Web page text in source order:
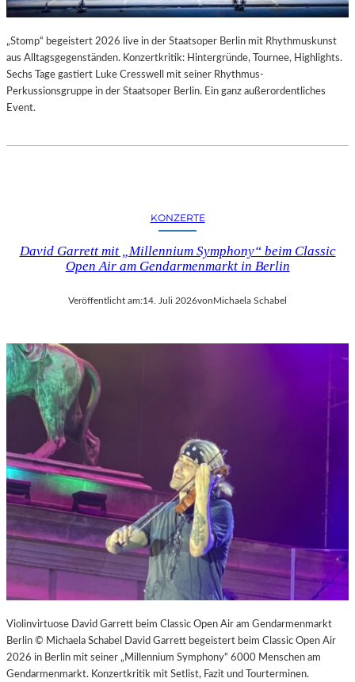
„Stomp“ begeistert 2026 live in der Staatsoper Berlin mit Rhythmuskunst
aus Alltagsgegenständen. Konzertkritik: Hintergründe, Tournee, Highlights.
Sechs Tage gastiert Luke Cresswell mit seiner Rhythmus-
Perkussionsgruppe in der Staatsoper Berlin. Ein ganz außerordentliches
Event.
KONZERTE
David Garrett mit „Millennium Symphony“ beim Classic
Open Air am Gendarmenmarkt in Berlin
Veröffentlicht am:14. Juli 2026vonMichaela Schabel
Violinvirtuose David Garrett beim Classic Open Air am Gendarmenmarkt
Berlin © Michaela Schabel David Garrett begeistert beim Classic Open Air
2026 in Berlin mit seiner „Millennium Symphony“ 6000 Menschen am
Gendarmenmarkt. Konzertkritik mit Setlist, Fazit und Tourterminen.